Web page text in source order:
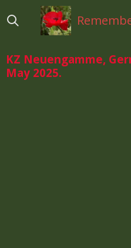
direct
hoofdinhoud
KZ Neuengamme,
May 2025.